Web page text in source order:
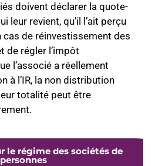
doivent déclarer la quote-
leur revient, qu’il l’ait perçu
cas de réinvestissement des
de régler l’impôt
l’associé a réellement
à l’IR, la non distribution
totalité peut être
le régime des sociétés de
personnes